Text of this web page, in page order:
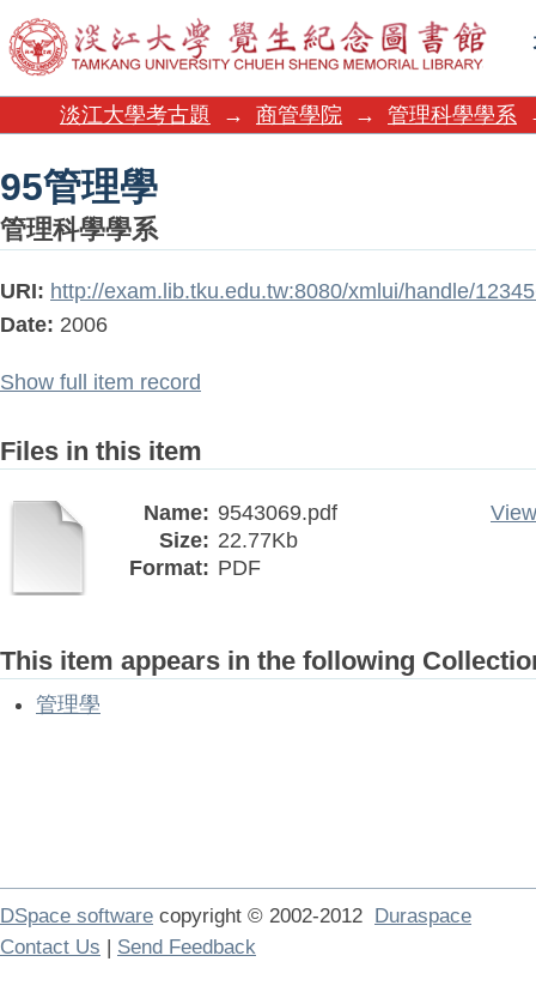
95管理學
淡江大學考古題 → 商管學院 → 管理科學學系
95管理學
管理科學學系
URI: http://exam.lib.tku.edu.tw:8080/xmlui/handle/
Date: 2006
Show full item record
Files in this item
Name: 9543069.pdf
Size: 22.77Kb
Format: PDF
This item appears in the following
管理學
DSpace software copyright © 2002-2012 Duraspace
Contact Us | Send Feedback